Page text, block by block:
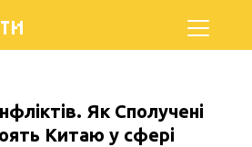
Як Сполучені
Китаю у сфері